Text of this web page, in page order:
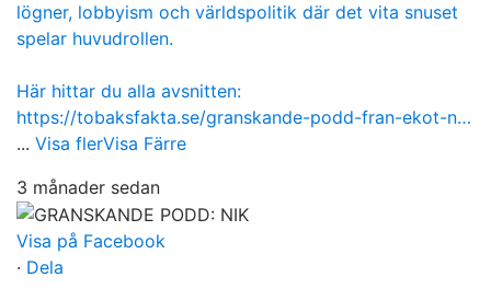
lögner, lobbyism och världspolitik där det vita snuset
spelar huvudrollen.
Här hittar du alla avsnitten:
https://tobaksfakta.se/granskande-podd-fran-ekot-n…
... Visa flerVisa Färre
3 månader sedan
Visa på Facebook
· Dela